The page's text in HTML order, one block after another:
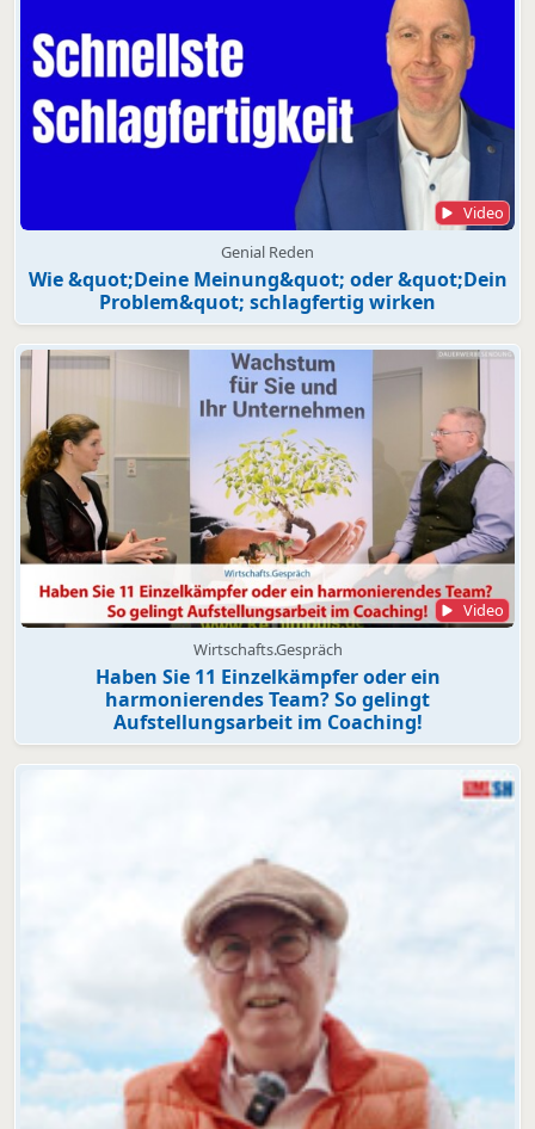
Video
Genial Reden
Wie &quot;Deine Meinung&quot; oder &quot;Dein
Problem&quot; schlagfertig wirken
Video
Wirtschafts.Gespräch
Haben Sie 11 Einzelkämpfer oder ein
harmonierendes Team? So gelingt
Aufstellungsarbeit im Coaching!